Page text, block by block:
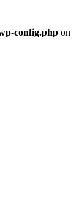
config.php on